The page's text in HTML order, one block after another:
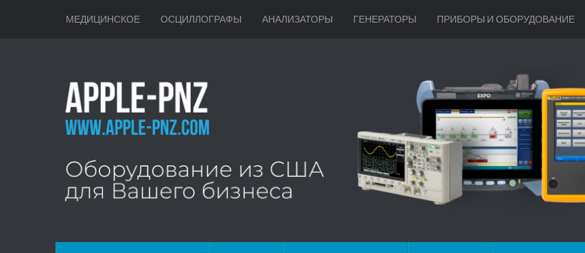
МЕДИЦИНСКОЕ ОСЦИЛЛОГРАФЫ АНАЛИЗАТОРЫ ГЕНЕРАТОРЫ ПРИБОРЫ И ОБОРУДОВАНИЕ